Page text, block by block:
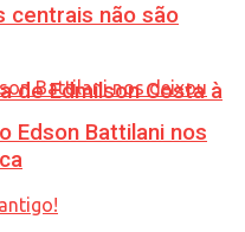
de Edmilson Costa à
centrais não são
Edson Battilani nos